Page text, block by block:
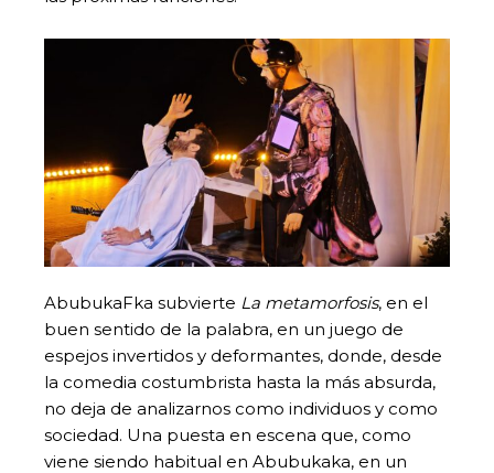
AbubukaFka subvierte La metamorfosis, en el
buen sentido de la palabra, en un juego de
espejos invertidos y deformantes, donde, desde
la comedia costumbrista hasta la más absurda,
no deja de analizarnos como individuos y como
sociedad. Una puesta en escena que, como
viene siendo habitual en Abubukaka, en un